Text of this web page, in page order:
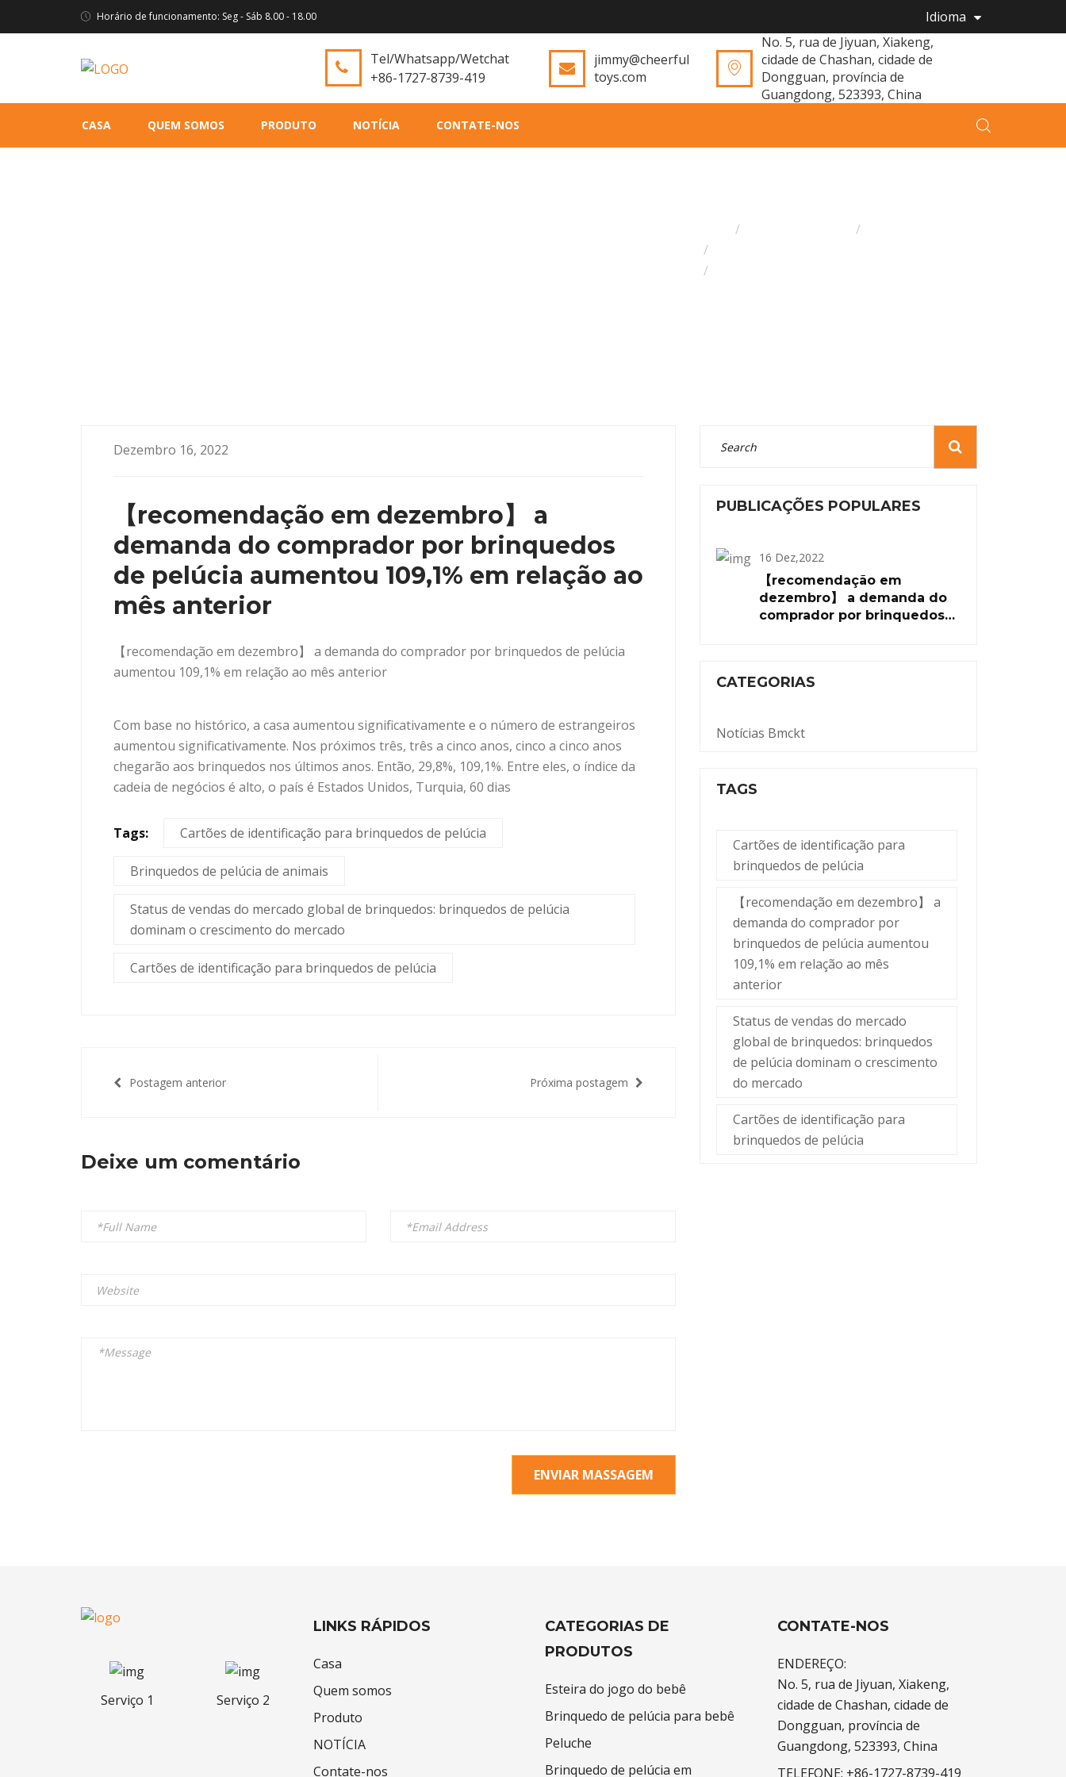
Horário de funcionamento: Seg - Sáb 8.00 - 18.00 Idioma
Tel/Whatsapp/Wetchat
+86-1727-8739-419
jimmy@cheerful
toys.com
No. 5, rua de Jiyuan, Xiakeng,
cidade de Chashan, cidade de
Dongguan, província de
Guangdong, 523393, China
CASA QUEM SOMOS PRODUTO NOTÍCIA CONTATE-NOS
Dezembro 16, 2022
【recomendação em dezembro】 a
demanda do comprador por brinquedos
de pelúcia aumentou 109,1% em relação ao
mês anterior
【recomendação em dezembro】 a demanda do comprador por brinquedos de pelúcia
aumentou 109,1% em relação ao mês anterior
Com base no histórico, a casa aumentou significativamente e o número de estrangeiros
aumentou significativamente. Nos próximos três, três a cinco anos, cinco a cinco anos
chegarão aos brinquedos nos últimos anos. Então, 29,8%, 109,1%. Entre eles, o índice da
cadeia de negócios é alto, o país é Estados Unidos, Turquia, 60 dias
Tags: Cartões de identificação para brinquedos de pelúcia
Brinquedos de pelúcia de animais
Status de vendas do mercado global de brinquedos: brinquedos de pelúcia
dominam o crescimento do mercado
Cartões de identificação para brinquedos de pelúcia
Postagem anterior Próxima postagem
Deixe um comentário
ENVIAR MASSAGEM
PUBLICAÇÕES POPULARES
16 Dez,2022
【recomendação em
dezembro】 a demanda do
comprador por brinquedos
CATEGORIAS
Notícias Bmckt
TAGS
Cartões de identificação para
brinquedos de pelúcia
【recomendação em dezembro】 a
demanda do comprador por
brinquedos de pelúcia aumentou
109,1% em relação ao mês
anterior
Status de vendas do mercado
global de brinquedos: brinquedos
de pelúcia dominam o crescimento
do mercado
Cartões de identificação para
brinquedos de pelúcia
Serviço 1 Serviço 2
LINKS RÁPIDOS
Casa
Quem somos
Produto
NOTÍCIA
Contate-nos
CATEGORIAS DE
PRODUTOS
Esteira do jogo do bebê
Brinquedo de pelúcia para bebê
Peluche
Brinquedo de pelúcia em
CONTATE-NOS
ENDEREÇO:
No. 5, rua de Jiyuan, Xiakeng,
cidade de Chashan, cidade de
Dongguan, província de
Guangdong, 523393, China
TELEFONE: +86-1727-8739-419